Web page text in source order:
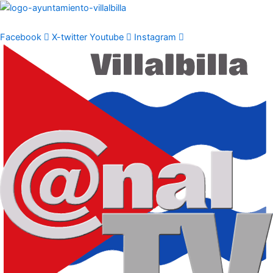
Ir
contenido
Facebook X-twitter Youtube Instagram